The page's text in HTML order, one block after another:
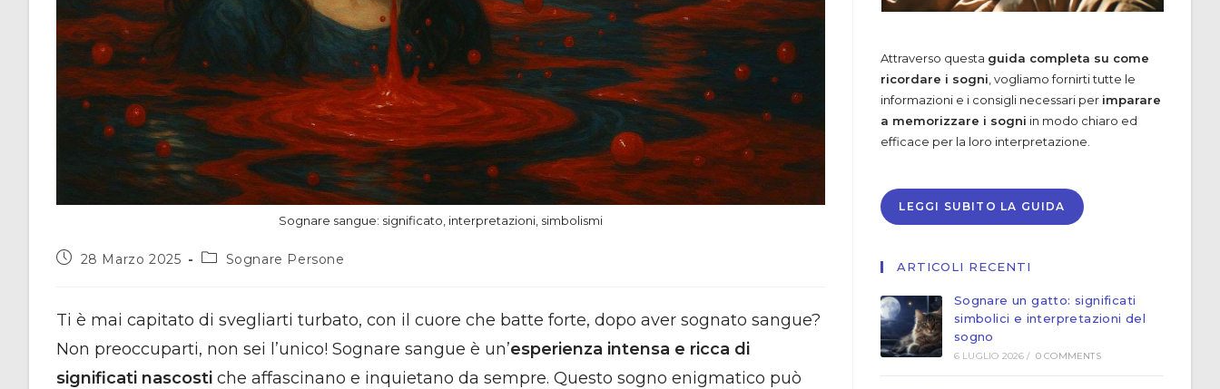
Sognare sangue: significato, interpretazioni, simbolismi
Articolo28 Marzo 2025
Categoria
Sognare Persone
Ti è mai capitato di svegliarti turbato, con il cuore che batte forte, dopo aver sognato sangue?
Non preoccuparti, non sei l’unico! Sognare sangue è un’esperienza intensa e ricca di
significati nascosti che affascinano e inquietano da sempre. Questo sogno enigmatico può
Attraverso questa guida completa su come
ricordare i sogni , vogliamo fornirti tutte le
informazioni e i consigli necessari per imparare
a memorizzare i sogni in modo chiaro ed
efficace per la loro interpretazione.
LEGGI SUBITO LA GUIDA
ARTICOLI RECENTI
Sognare un gatto: significati
simbolici e interpretazioni del
sogno
6 LUGLIO 2026 / 0 COMMENTS